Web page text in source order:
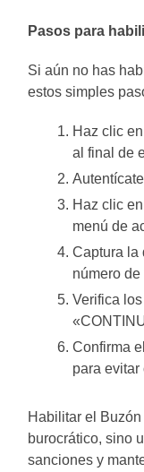
Pasos para
Si aún no has
estos simples
Haz clic
al final de
Haz clic
menú de
Captura la
número
Verifica
Confirma
para
Habilitar el
burocrático, sino
sanciones y